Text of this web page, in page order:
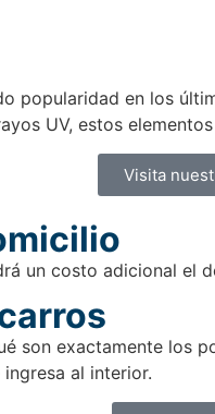
popularidad en los
UV, estos
Visita
un costo adicional el
son exactamente los
al interior.